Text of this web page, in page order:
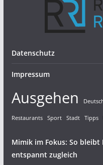
Datenschutz
Impressum
Ausgehen
Restaurants Sport Stadt Tipps
Mimik im Fokus: So
entspannt zugleich